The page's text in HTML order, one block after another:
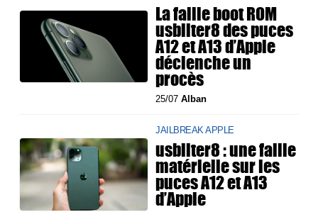
La faille boot ROM
usbliter8 des puces
A12 et A13 d’Apple
déclenche un
procès
25/07Alban
JAILBREAK APPLE
usbliter8 : une faille
matérielle sur les
puces A12 et A13
d’Apple